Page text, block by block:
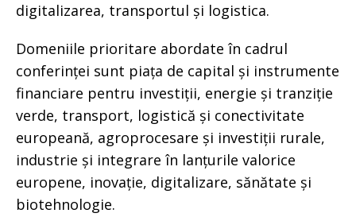
digitalizarea, transportul și logistica.
Domeniile prioritare abordate în cadrul
conferinței sunt piața de capital și instrumente
financiare pentru investiții, energie și tranziție
verde, transport, logistică și conectivitate
europeană, agroprocesare și investiții rurale,
industrie și integrare în lanțurile valorice
europene, inovație, digitalizare, sănătate și
biotehnologie.